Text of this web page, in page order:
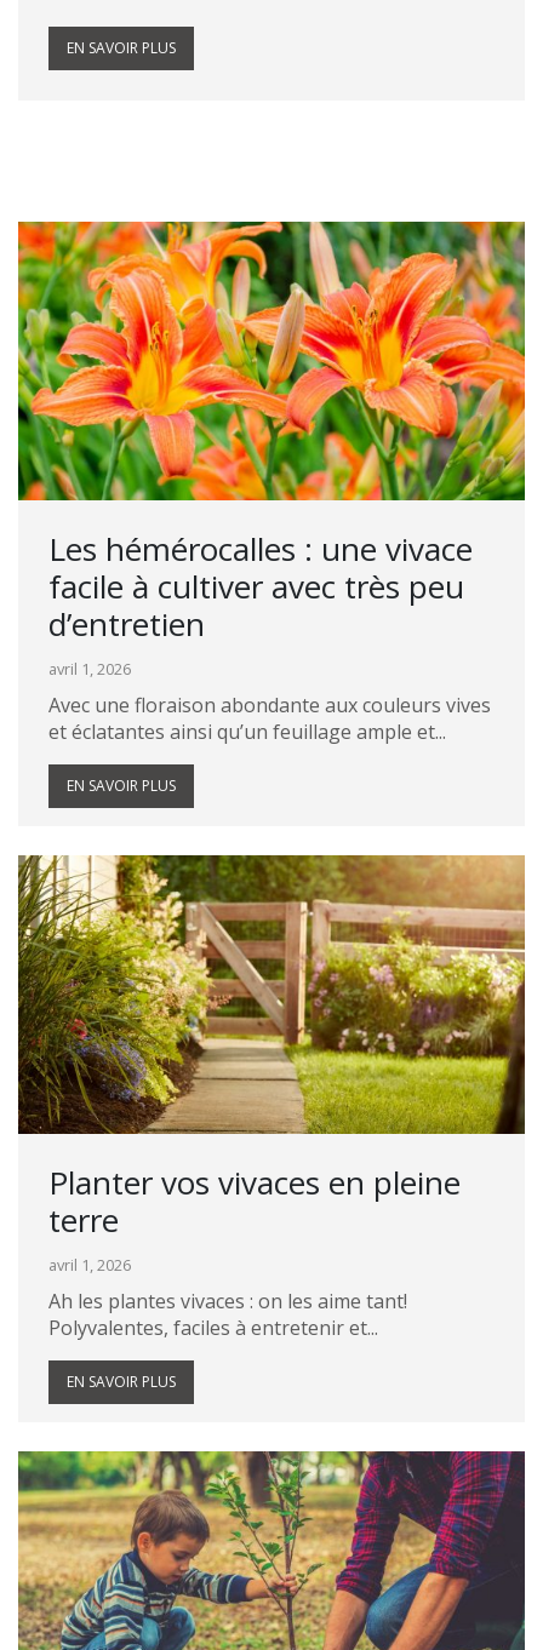
EN SAVOIR PLUS
Les hémérocalles : une vivace
facile à cultiver avec très peu
d’entretien
avril 1, 2026
Avec une floraison abondante aux couleurs vives
et éclatantes ainsi qu’un feuillage ample et...
EN SAVOIR PLUS
Planter vos vivaces en pleine
terre
avril 1, 2026
Ah les plantes vivaces : on les aime tant!
Polyvalentes, faciles à entretenir et...
EN SAVOIR PLUS